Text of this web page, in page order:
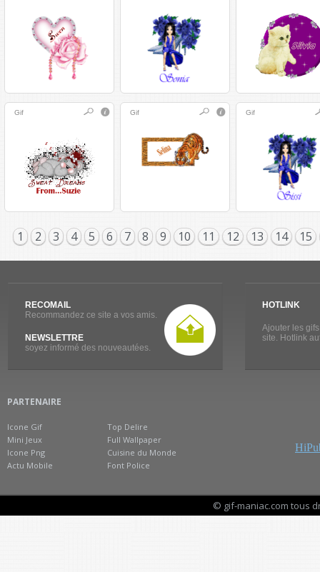
Gif Gif Gif
1 2 3 4 5 6 7 8 9 10 11 12 13 14 15
RECOMAIL
Recommandez ce site a vos amis.
NEWSLETTRE
soyez informé des nouveautées.
HOTLINK
Ajouter les
site. Hotlink
PARTENAIRE
Icone Gif
Mini Jeux
Icone Png
Actu Mobile
Top Delire
Full Wallpaper
Cuisine du Monde
Font Police
© gif-maniac.com tous